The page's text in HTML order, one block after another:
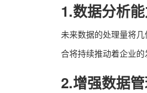
1.数据分析
未来数据的处理量将
合将持续推动着企业的
2.增强数据